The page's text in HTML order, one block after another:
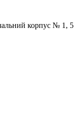
корпус № 1, 5